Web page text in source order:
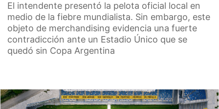
El intendente presentó la pelota oficial local en
medio de la fiebre mundialista. Sin embargo, este
objeto de merchandising evidencia una fuerte
contradicción ante un Estadio Único que se
quedó sin Copa Argentina